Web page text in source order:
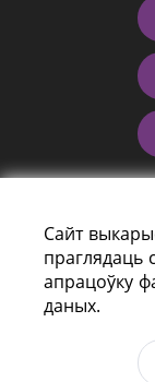
праспект
г. Мiнск,
Сайт
праглядаць
апрацоўку
даных.